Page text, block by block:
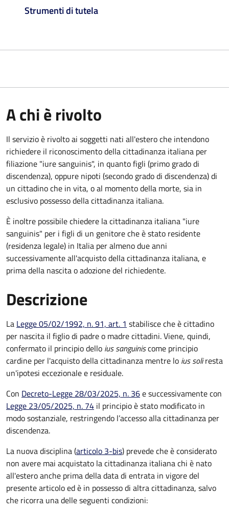
Strumenti di tutela
A chi è rivolto
Il servizio è rivolto ai soggetti nati all'estero che intendono
richiedere il riconoscimento della cittadinanza italiana per
filiazione "iure sanguinis", in quanto figli (primo grado di
discendenza), oppure nipoti (secondo grado di discendenza) di
un cittadino che in vita, o al momento della morte, sia in
esclusivo possesso della cittadinanza italiana.
È inoltre possibile chiedere la cittadinanza italiana "iure
sanguinis" per i figli di un genitore che è stato residente
(residenza legale) in Italia per almeno due anni
successivamente all'acquisto della cittadinanza italiana, e
prima della nascita o adozione del richiedente.
Descrizione
La Legge 05/02/1992, n. 91, art. 1 stabilisce che è cittadino
per nascita il figlio di padre o madre cittadini. Viene, quindi,
confermato il principio dello ius sanguiniscome principio
cardine per l'acquisto della cittadinanza mentre lo ius soliresta
un'ipotesi eccezionale e residuale.
Con Decreto-Legge 28/03/2025, n. 36e successivamente con
Legge 23/05/2025, n. 74 il principio è stato modificato in
modo sostanziale, restringendo l’accesso alla cittadinanza per
discendenza.
La nuova disciplina (articolo 3-bis) prevede cheèconsiderato
non avere mai acquistato la cittadinanza italiana chi è nato
all'estero anche prima della data di entrata in vigore del
presente articolo ed è in possesso di altra cittadinanza, salvo
che ricorra una delle seguenti condizioni: